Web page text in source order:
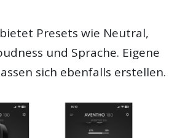
Presets wie Neutral,
und Sprache. Eigene
sich ebenfalls erstellen.